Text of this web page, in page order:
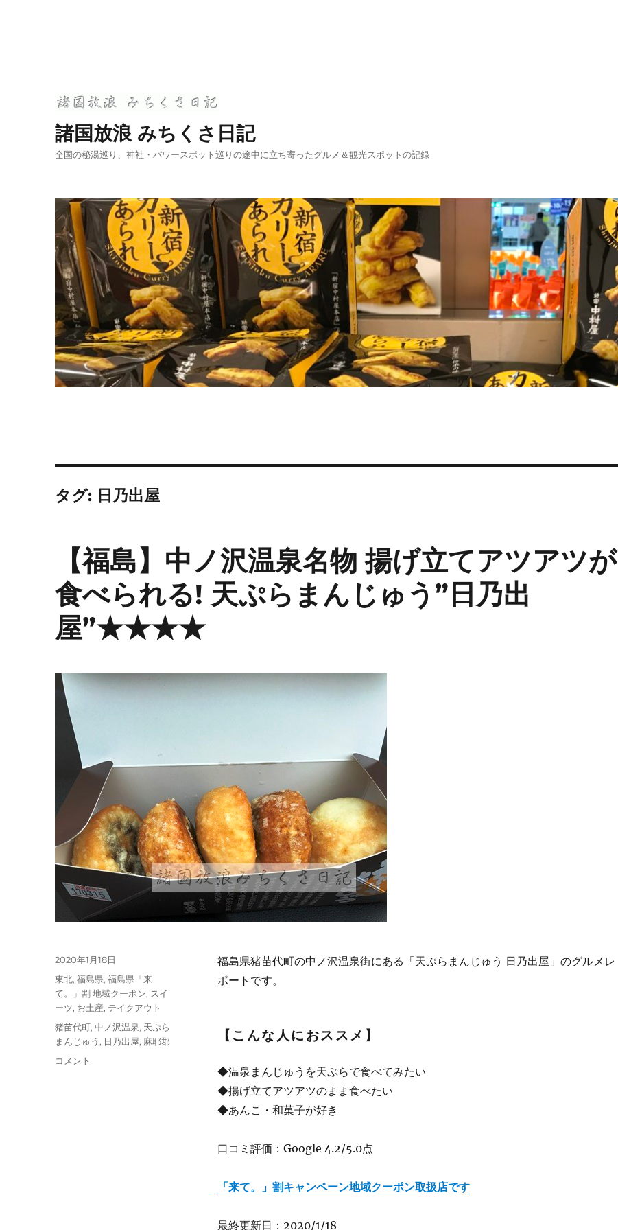
諸国放浪 みちくさ日記
全国の秘湯巡り、神社・パワースポット巡りの途中に立ち寄ったグルメ＆観光スポットの記録
タグ: 日乃出屋
【福島】中ノ沢温泉名物 揚げ立てアツアツが
食べられる! 天ぷらまんじゅう”日乃出
屋”★★★★
福島県猪苗代町の中ノ沢温泉街にある「天ぷらまんじゅう 日乃出屋」のグルメレ
ポートです。
【こんな人におススメ】
◆温泉まんじゅうを天ぷらで食べてみたい
◆揚げ立てアツアツのまま食べたい
◆あんこ・和菓子が好き
口コミ評価：Google 4.2/5.0点
「来て。」割キャンペーン地域クーポン取扱店です
最終更新日：2020/1/18
投
稿
2020年1月18日
カ
テ
ゴ
リ
ー
東北,福島県,福島県「来
て。」割 地域クーポン, スイ
ーツ, お土産, テイクアウト
タ
グ
猪苗代町,中ノ沢温泉, 天ぷら
まんじゅう , 日乃出屋, 麻耶郡
【福
コメント